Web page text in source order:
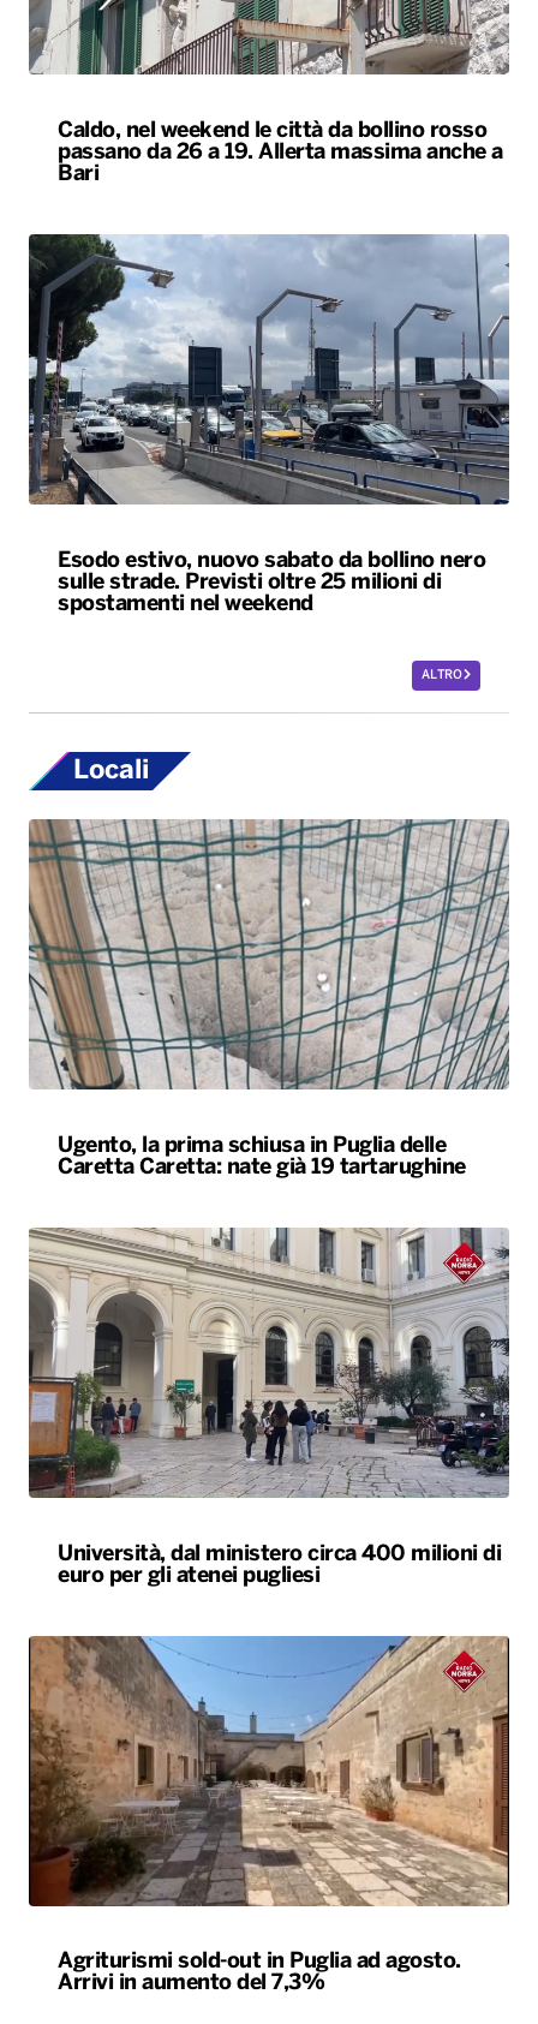
Caldo, nel weekend le città da bollino rosso
passano da 26 a 19. Allerta massima anche a
Bari
Esodo estivo, nuovo sabato da bollino nero
sulle strade. Previsti oltre 25 milioni di
spostamenti nel weekend
ALTRO
Locali
Ugento, la prima schiusa in Puglia delle
Caretta Caretta: nate già 19 tartarughine
Università, dal ministero circa 400 milioni di
euro per gli atenei pugliesi
Agriturismi sold-out in Puglia ad agosto.
Arrivi in aumento del 7,3%